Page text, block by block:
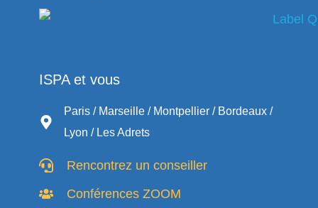
ISPA et vous
Paris / Marseille / Montpellier / Bordeaux /
Lyon / Les Adrets
Rencontrez un conseiller
Conférences ZOOM